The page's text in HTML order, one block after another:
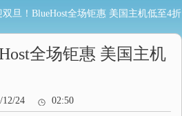
旦！BlueHost全场钜惠 美国主机低至4折
全场钜惠 美国主机
24 02:50